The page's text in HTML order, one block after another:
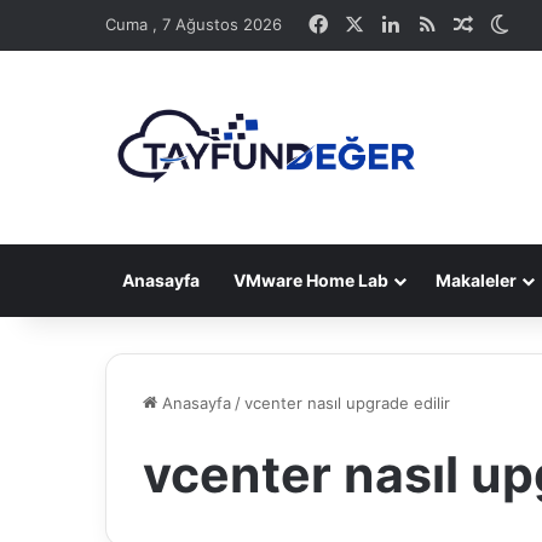
Cuma , 7 Ağustos 2026 Facebook LinkedIn
RSS
Anasayfa VMware Home Lab Makaleler
Anasayfa /vcenter nasıl upgrade edilir
vcenter nasıl